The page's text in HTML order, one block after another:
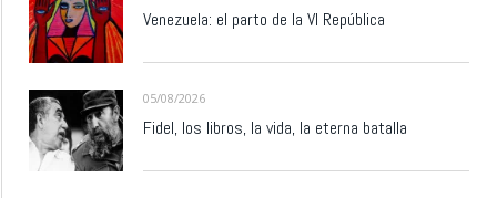
Venezuela: el parto de la VI República
05/08/2026
Fidel, los libros, la vida, la eterna batalla